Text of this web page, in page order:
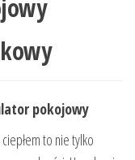
pokojowy
to nie tylko